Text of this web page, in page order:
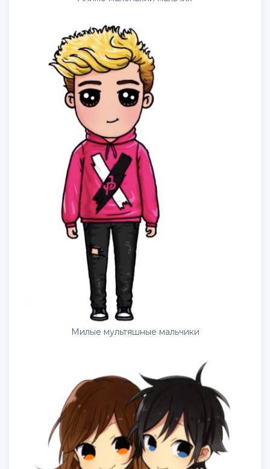
Милые мультяшные мальчики